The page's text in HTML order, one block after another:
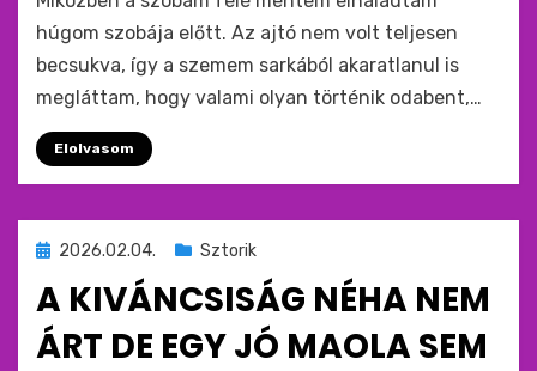
húgom szobája előtt. Az ajtó nem volt teljesen
becsukva, így a szemem sarkából akaratlanul is
megláttam, hogy valami olyan történik odabent,…
Elolvasom
Beküldve
:
2026.02.04. Sztorik
A KIVÁNCSISÁG NÉHA NEM
ÁRT DE EGY JÓ MAOLA SEM